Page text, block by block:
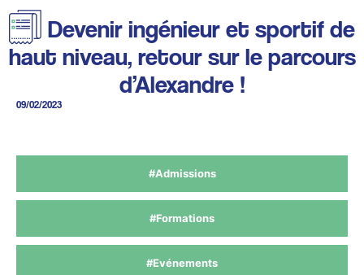
Devenir ingénieur et sportif de
haut niveau, retour sur le parcours
d’Alexandre !
09/02/2023
#Admissions
#Formations
#Evénements